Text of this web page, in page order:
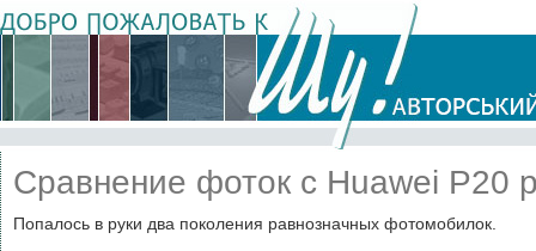
Сравнение фоток с Huawei P20
Попалось в руки два поколения равнозначных фотомобилок.